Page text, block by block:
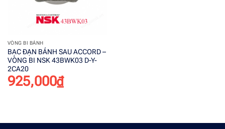
VÒNG BI BÁNH
BẠC ĐẠN BÁNH SAU ACCORD –
VÒNG BI NSK 43BWK03 D-Y-
2CA20
925,000₫